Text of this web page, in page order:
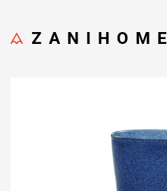
ZANIHOME